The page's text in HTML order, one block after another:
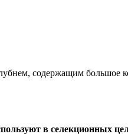
содержащим большое
в селекционных